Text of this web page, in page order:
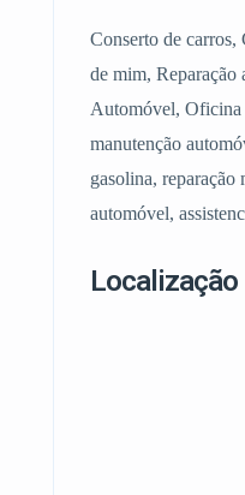
Conserto de carros,
de mim, Reparação
Automóvel, Oficina
manutenção
gasolina, reparação
automóvel,
Localização